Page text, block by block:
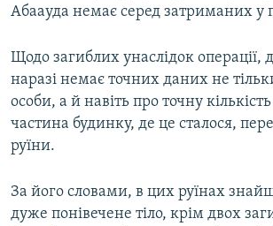
Абаауда немає серед затриманих у
Щодо загиблих унаслідок операції,
наразі немає точних даних не
особи, а й навіть про точну
частина будинку, де це сталося,
руїни.
За його словами, в цих руїнах
дуже понівечене тіло, крім двох